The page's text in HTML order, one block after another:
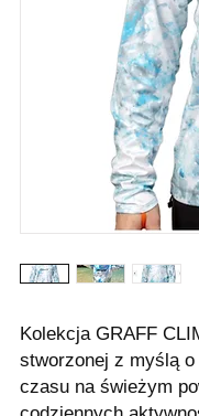
Kolekcja GRAFF
stworzonej z myślą
czasu na świeżym